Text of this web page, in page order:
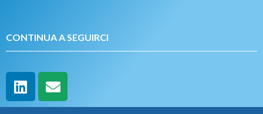
CONTINUA A SEGUIRCI